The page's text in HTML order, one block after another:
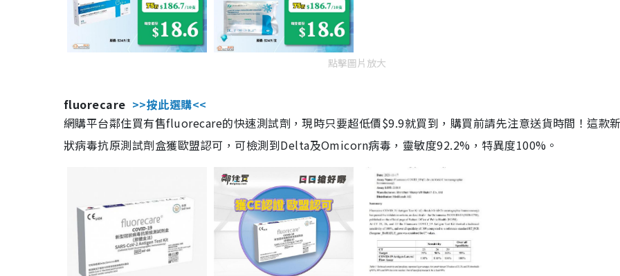
點擊圖片放大
fluorecare >>按此選購<<
網購平台鄰住買有售fluorecare的快速測試劑，現時只要超低價$9.9就買到，購買前請先注意送貨時間！這款
狀病毒抗原測試劑盒獲歐盟認可，可檢測到Delta及Omicorn病毒，靈敏度92.2%，特異度100%。